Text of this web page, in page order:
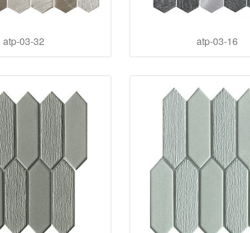
atp-03-32 atp-03-16